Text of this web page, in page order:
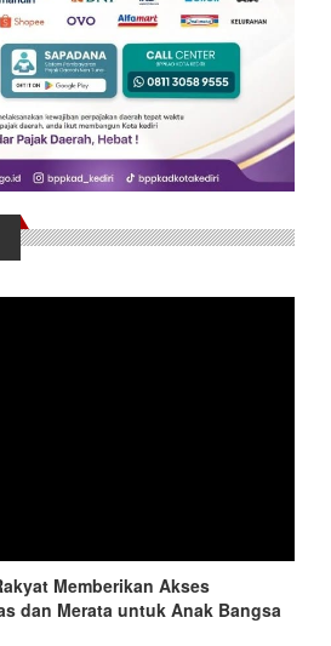
Memberikan Akses
dan Merata untuk Anak Bangsa